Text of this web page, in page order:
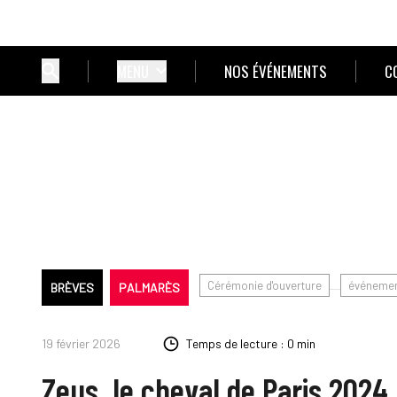
NOS ÉVÉNEMENTS
BRÈVES PALMARÈS Cérémonie d'ouverture
19 février 2026 Temps de lecture : 0 min